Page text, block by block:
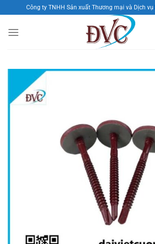
to
content
Công ty TNHH Sản xuất Thương mại và Dịch